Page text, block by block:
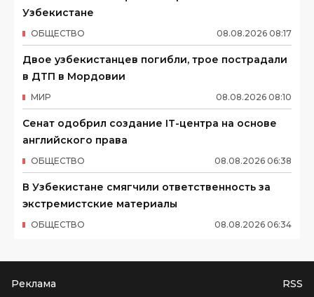
Узбекистане
08.08.2026 08:17
ОБЩЕСТВО
Двое узбекистанцев погибли, трое пострадали
в ДТП в Мордовии
08.08.2026 08:10
МИР
Сенат одобрил создание IT-центра на основе
английского права
08.08.2026 06:38
ОБЩЕСТВО
В Узбекистане смягчили ответственность за
экстремистские материалы
08.08.2026 06:34
ОБЩЕСТВО
Реклама RSS